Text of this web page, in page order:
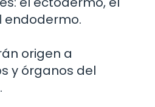
endodermo.
origen a
y órganos del